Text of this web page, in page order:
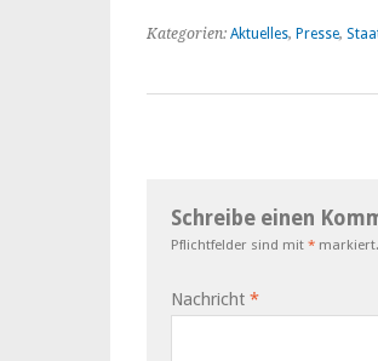
Kategorien: Aktuelles, Presse,
Schreibe einen
Pflichtfelder sind mit * markiert.
Nachricht *